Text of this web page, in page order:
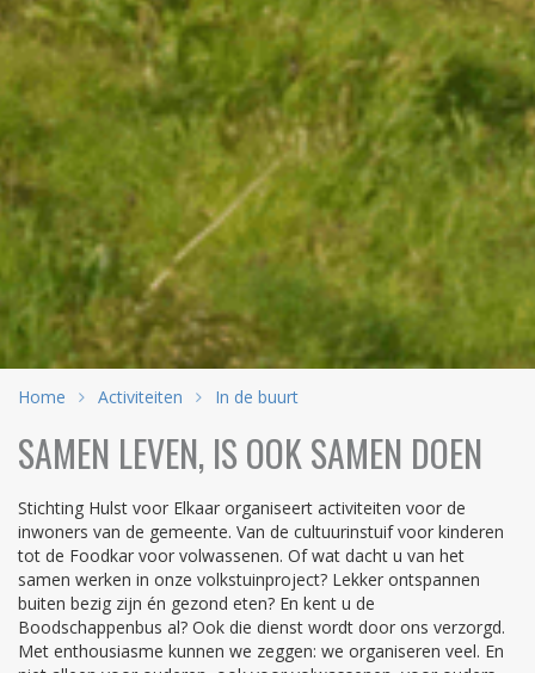
Home Activiteiten In de buurt
SAMEN LEVEN, IS OOK SAMEN DOEN
Stichting Hulst voor Elkaar organiseert activiteiten voor de
inwoners van de gemeente. Van de cultuurinstuif voor kinderen
tot de Foodkar voor volwassenen. Of wat dacht u van het
samen werken in onze volkstuinproject? Lekker ontspannen
buiten bezig zijn én gezond eten? En kent u de
Boodschappenbus al? Ook die dienst wordt door ons verzorgd.
Met enthousiasme kunnen we zeggen: we organiseren veel. En